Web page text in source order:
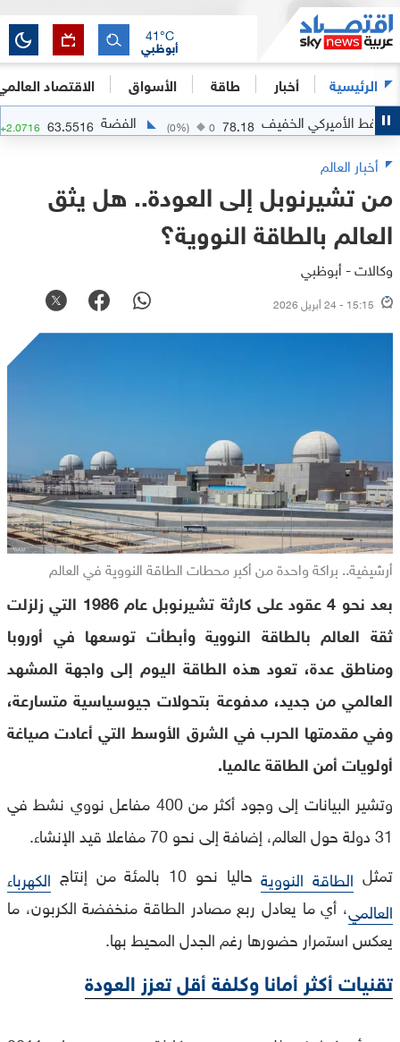
الرئيسية أخبار طاقة الأسواق الاقتصاد
أبوظبي
41°C
الأميركي الخفيف 78.18
0
0 %) الفضة 63.5516
+ 2.0716
%)
أخبار العالم
من تشيرنوبل إلى العودة.. هل يثق
العالم بالطاقة النووية؟
وكالات - أبوظبي
15:15 - 24 أبريل 2026
أرشيفية.. براكة واحدة من أكبر محطات الطاقة النووية في العالم
بعد نحو 4 عقود على كارثة تشيرنوبل عام 1986 التي زلزلت
ثقة العالم بالطاقة النووية وأبطأت توسعها في أوروبا
ومناطق عدة، تعود هذه الطاقة اليوم إلى واجهة المشهد
العالمي من جديد، مدفوعة بتحولات جيوسياسية متسارعة،
وفي مقدمتها الحرب في الشرق الأوسط التي أعادت صياغة
أولويات أمن الطاقة عالميا.
وتشير البيانات إلى وجود أكثر من 400 مفاعل نووي نشط في
31 دولة حول العالم، إضافة إلى نحو 70 مفاعلا قيد الإنشاء.
تمثل الطاقة النوويةحاليا نحو 10 بالمئة من إنتاج
الكهرباء
العالمي، أي ما يعادل ربع مصادر الطاقة منخفضة الكربون، ما
يعكس استمرار حضورها رغم الجدل المحيط بها.
تقنيات أكثر أمانا وكلفة أقل تعزز العودة